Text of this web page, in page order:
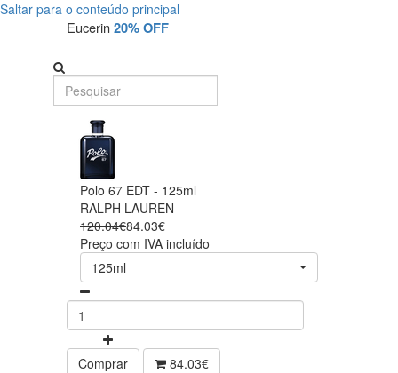
Saltar para o conteúdo principal
Eucerin20% OFF
Polo 67 EDT - 125ml
RALPH LAUREN
120.04€84.03€
Preço com IVA incluído
125ml
Comprar 84.03€